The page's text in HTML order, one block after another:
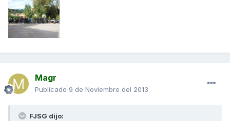
Magr
Publicado 9 de Noviembre del 2013
FJSG dijo: